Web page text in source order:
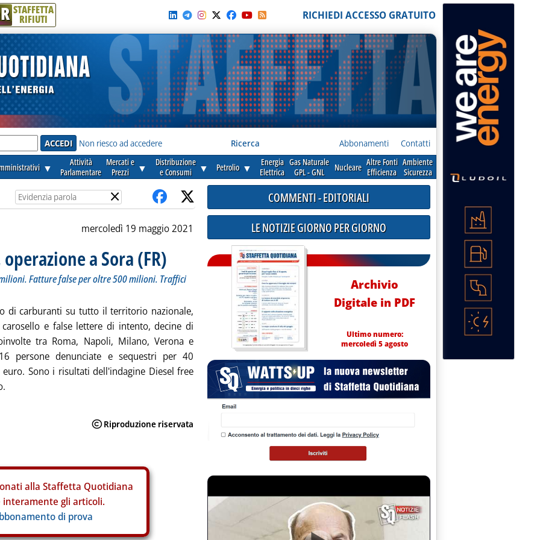
R STAFFETTA
RIFIUTI RICHIEDI ACCESSO GRATUITO
Non riesco ad accedere Ricerca Abbonamenti Contatti
▼
Attività
Parlamentare
Mercati e
Prezzi
▼
Distribuzione
e Consumi
▼ Petrolio ▼
Energia
Elettrica
Gas Naturale
GPL - GNL
Nucleare Altre Fonti
Efficienza
Ambiente
Sicurezza
×
mercoledì 19 maggio 2021
a Sora (FR)
Fatture false per oltre 500 milioni. Traffici
di carburanti su tutto il territorio nazionale,
e false lettere di intento, decine di
tra Roma, Napoli, Milano, Verona e
persone denunciate e sequestri per 40
Sono i risultati dell'indagine Diesel free
alla Staffetta Quotidiana
interamente gli articoli.
di prova
COMMENTI - EDITORIALI
LE NOTIZIE GIORNO PER GIORNO
Archivio
Digitale in PDF
Ultimo numero:
mercoledì 5 agosto